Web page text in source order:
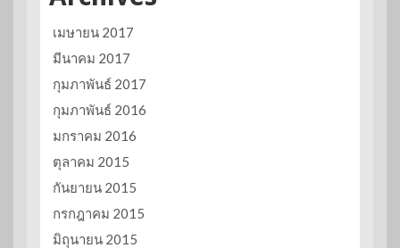
เมษายน 2017
มีนาคม 2017
กุมภาพันธ์ 2017
กุมภาพันธ์ 2016
มกราคม 2016
ตุลาคม 2015
กันยายน 2015
กรกฎาคม 2015
มิถุนายน 2015